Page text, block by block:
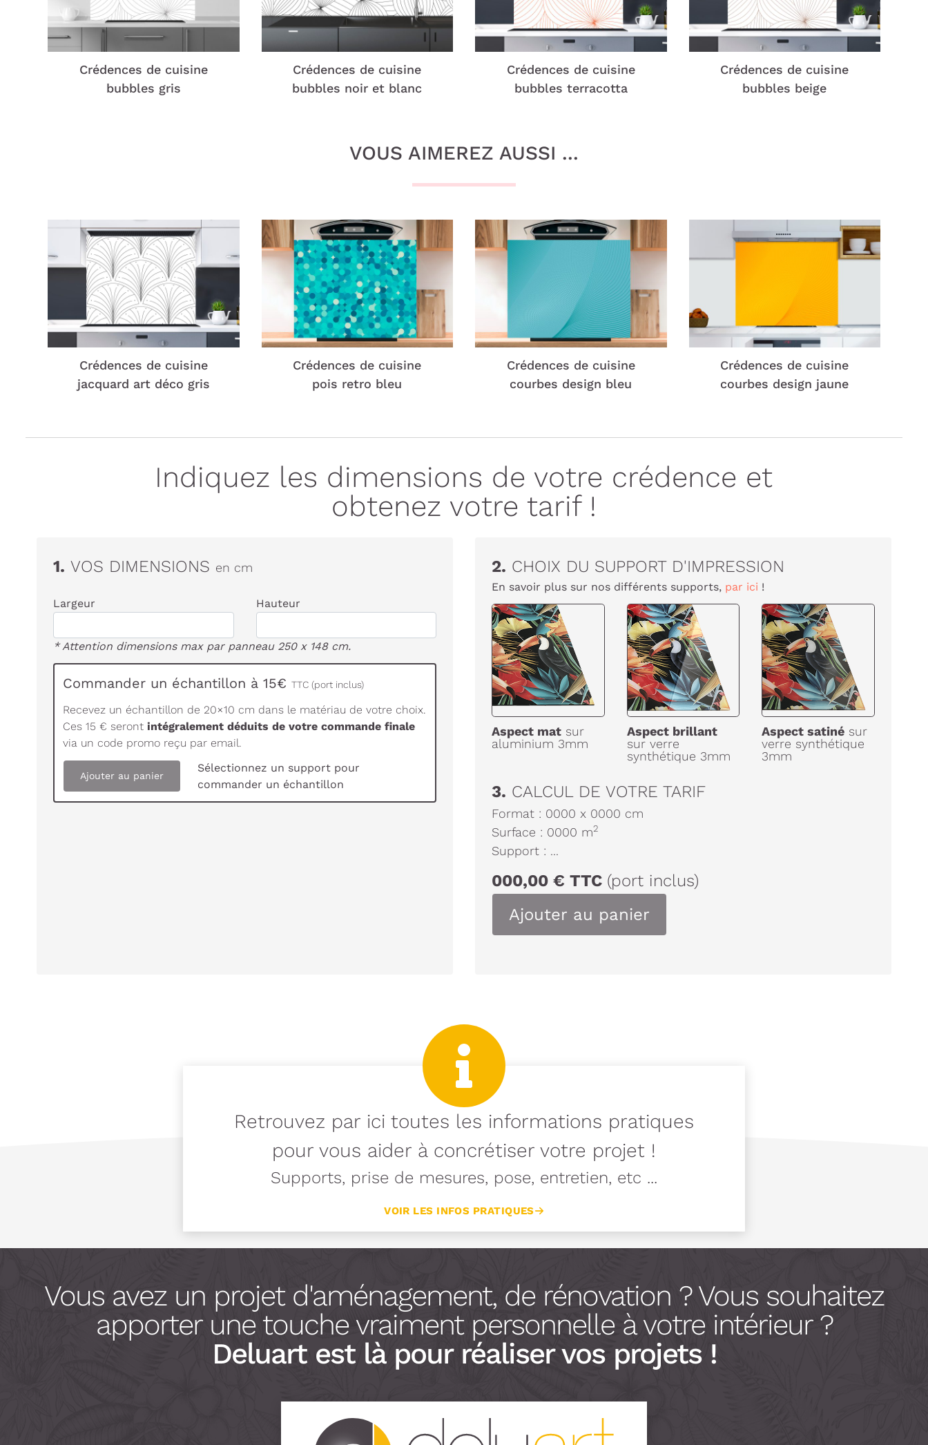
Crédences de cuisine
bubbles gris
Crédences de cuisine
bubbles noir et blanc
Crédences de cuisine
bubbles terracotta
Crédences de cuisine
bubbles beige
VOUS AIMEREZ AUSSI ...
Crédences de cuisine
jacquard art déco gris
Crédences de cuisine
pois retro bleu
Crédences de cuisine
courbes design bleu
Crédences de cuisine
courbes design jaune
Indiquez les dimensions de votre crédence et
obtenez votre tarif !
1. VOS DIMENSIONS en cm
Largeur Hauteur
* Attention dimensions max par panneau 250 x 148 cm.
Commander un échantillon à 15€ TTC (port inclus)
Recevez un échantillon de 20×10 cm dans le matériau de votre choix.
Ces 15 € seront intégralement déduits de votre commande finale
via un code promo reçu par email.
Ajouter au panier
Sélectionnez un support pour
commander un échantillon
2. CHOIX DU SUPPORT D'IMPRESSION
En savoir plus sur nos différents supports, par ici !
Aspect mat sur
aluminium 3mm
Aspect brillant
sur verre
synthétique 3mm
Aspect satiné sur
verre synthétique
3mm
3. CALCUL DE VOTRE TARIF
Format : 0000 x 0000 cm
Surface : 0000 m2
Support : ...
000,00 € TTC (port inclus)
Ajouter au panier
Retrouvez par ici toutes les informations pratiques
pour vous aider à concrétiser votre projet !
Supports, prise de mesures, pose, entretien, etc ...
VOIR LES INFOS PRATIQUES
Vous avez un projet d'aménagement, de rénovation ? Vous souhaitez
apporter une touche vraiment personnelle à votre intérieur ?
Deluart est là pour réaliser vos projets !